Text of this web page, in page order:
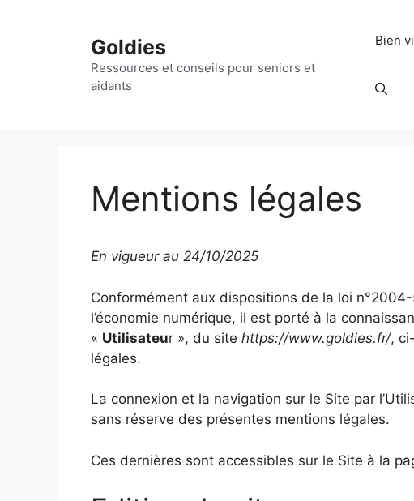
Goldies
Ressources et conseils pour seniors et
aidants
Bien
Mentions légales
En vigueur au 24/10/2025
Conformément aux dispositions de la loi
l’économie numérique, il est porté à la
« Utilisateur », du site https://www.goldies.fr/,
légales.
La connexion et la navigation sur le Site par
sans réserve des présentes mentions légales.
Ces dernières sont accessibles sur le Site à la